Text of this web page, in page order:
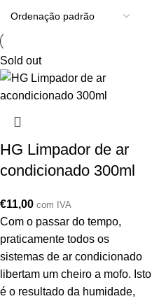
Sold out
HG Limpador de ar
condicionado 300ml
€11,00 com IVA
Com o passar do tempo,
praticamente todos os
sistemas de ar condicionado
libertam um cheiro a mofo. Isto
é o resultado da humidade,